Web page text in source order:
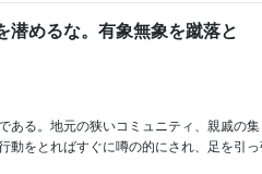
潜めるな。有象無象を蹴落と
ある。地元の狭いコミュニティ、親戚の
をとればすぐに噂の的にされ、足を引